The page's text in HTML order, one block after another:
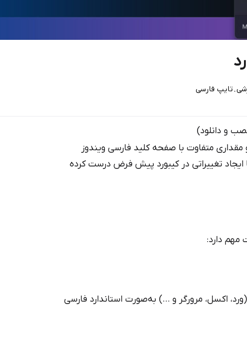
. تایپ فارسی
و دانلود)
متفاوت با صفحه کلید فارسی ویندوز
ایجاد تغییراتی در کیبورد پیش فرض درست کرده
مهم دارد:
اکسل، مرورگر و …) به‌صورت استاندارد فارسی